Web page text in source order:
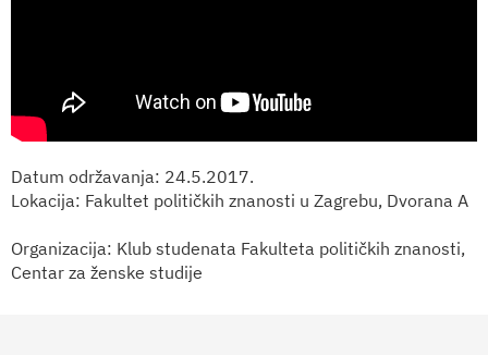
Datum održavanja: 24.5.2017.
Lokacija: Fakultet političkih znanosti u Zagrebu, Dvorana A
Organizacija: Klub studenata Fakulteta političkih znanosti,
Centar za ženske studije